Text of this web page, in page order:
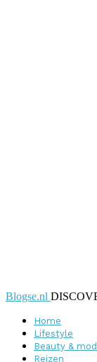
Blogse.nl
Home
Lifestyle
Beauty &
Reizen